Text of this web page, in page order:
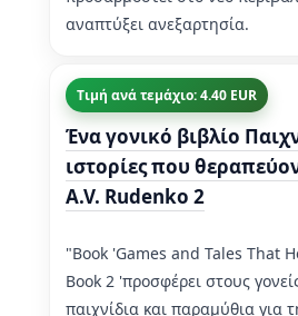
αναπτύξει ανεξαρτησία.
Τιμή ανά τεμάχιο: 4.40 EUR
Ένα γονικό βιβλίο
ιστορίες που
A.V. Rudenko 2
"Book 'Games and Tales That
Book 2 'προσφέρει στους
παιχνίδια και παραμύθια για